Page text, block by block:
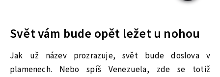
Svět vám bude opět ležet u nohou
Jak už název prozrazuje, svět bude doslova v
plamenech. Nebo spíš Venezuela, zde se totiž